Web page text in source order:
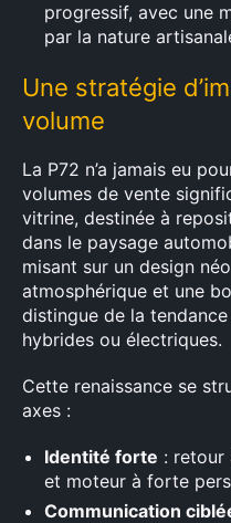
progressif, avec une
par la nature
Une stratégie
volume
La P72 n’a jamais eu
volumes de vente
vitrine, destinée à
dans le paysage
misant sur un design
atmosphérique et une
distingue de la
hybrides ou électriques.
Cette renaissance se
axes :
Identité forte : retour
et moteur à forte
Communication